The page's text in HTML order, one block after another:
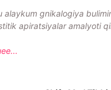
alaykum gnikalogiya
apiratsiyalar amalyoti